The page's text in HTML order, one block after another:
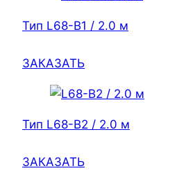
Тип L68-B1 / 2.0 м
ЗАКАЗАТЬ
Тип L68-B2 / 2.0 м
ЗАКАЗАТЬ